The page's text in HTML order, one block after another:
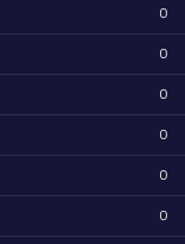
0
0
0
0
0
0